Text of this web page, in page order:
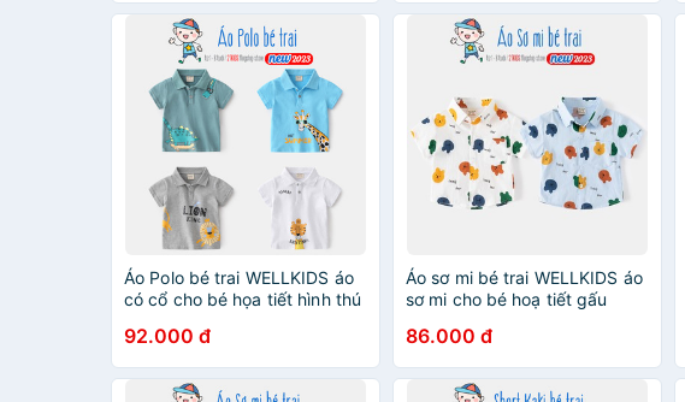
Áo Polo bé trai WELLKIDS áo
có cổ cho bé họa tiết hình thú
92.000 đ
Áo sơ mi bé trai WELLKIDS áo
sơ mi cho bé hoạ tiết gấu
86.000 đ